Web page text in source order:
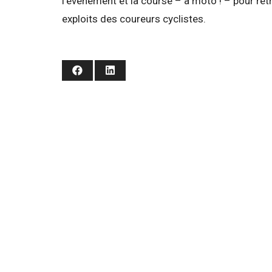
exploits des coureurs cyclistes.